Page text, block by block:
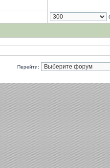
Перейти: